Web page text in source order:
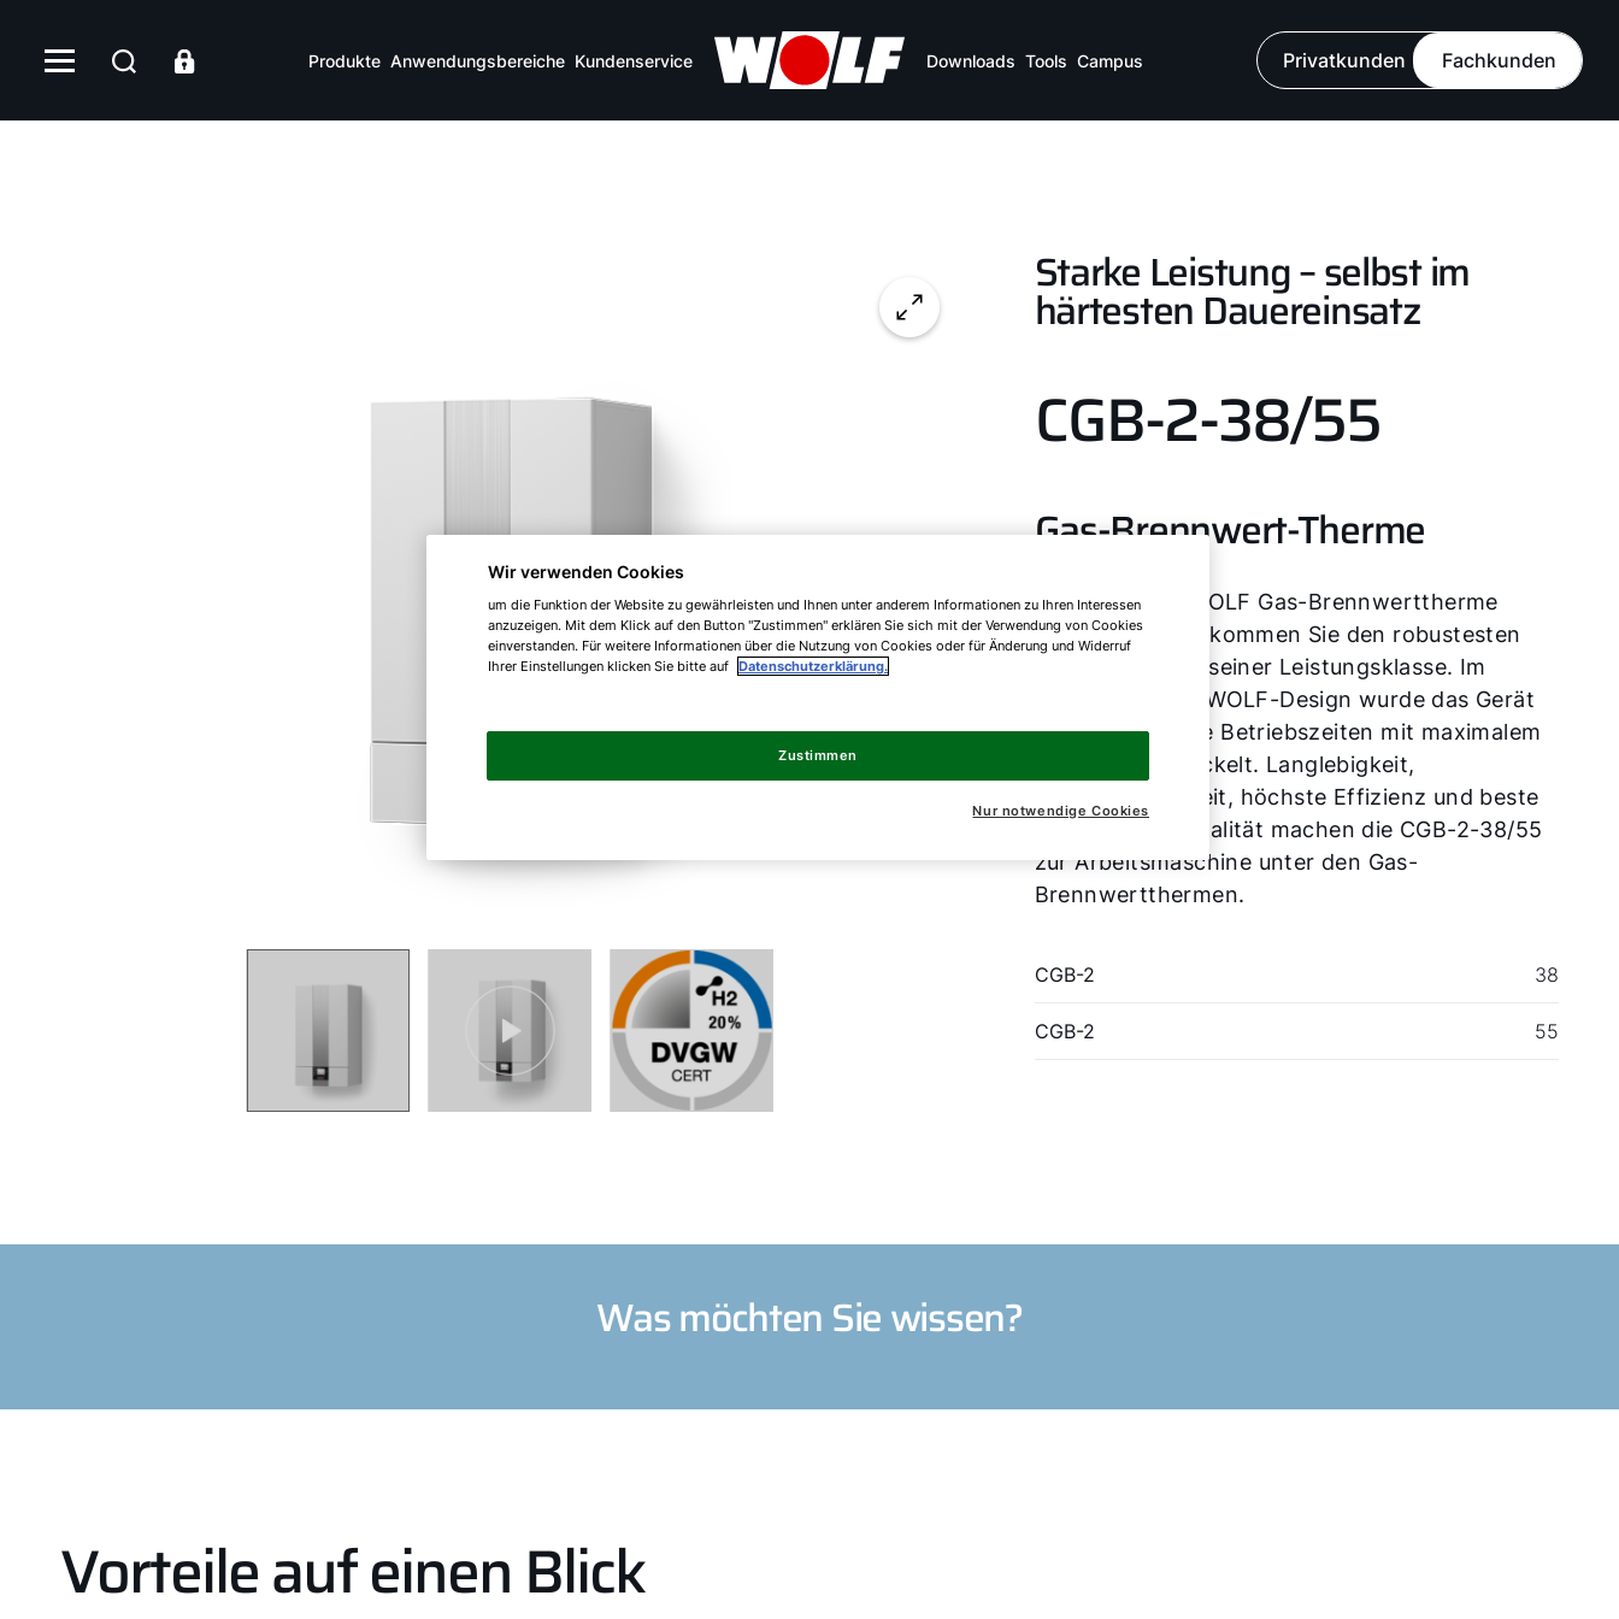
Produkte Anwendungsbereiche Kundenservice Downloads Tools Campus Privatkunden Fachkunden
Starke Leistung – selbst im
härtesten Dauereinsatz
CGB-2-38/55
Gas-Brennwert-Therme
Mit der neuen WOLF Gas-Brennwerttherme
CGB-2-38/55 bekommen Sie den robustesten
Wärmeerzeuger seiner Leistungsklasse. Im
ansprechenden WOLF-Design wurde das Gerät
speziell für lange Betriebszeiten mit maximalem
Anspruch entwickelt. Langlebigkeit,
Betriebssicherheit, höchste Effizienz und beste
Komponentenqualität machen die CGB-2-38/55
zur Arbeitsmaschine unter den Gas-
Brennwertthermen.
CGB-2 38
CGB-2 55
Was möchten Sie wissen?
CGB-2-38/55 Vorteile auf einen Blick Technische Daten
Vorteile auf einen Blick
Wir verwenden Cookies
um die Funktion der Website zu gewährleisten und Ihnen unter anderem Informationen zu Ihren Interessen
anzuzeigen. Mit dem Klick auf den Button "Zustimmen" erklären Sie sich mit der Verwendung von Cookies
einverstanden. Für weitere Informationen über die Nutzung von Cookies oder für Änderung und Widerruf
Ihrer Einstellungen klicken Sie bitte auf Datenschutzerklärung.
Nur notwendige Cookies
Zustimmen